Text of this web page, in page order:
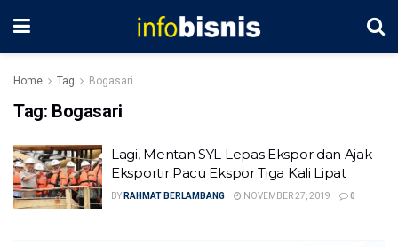
Home Tag Bogasari
Tag: Bogasari
Lagi, Mentan SYL Lepas Ekspor dan Ajak
Eksportir Pacu Ekspor Tiga Kali Lipat
BY RAHMAT BERLAMBANG NOVEMBER 27, 2019 0